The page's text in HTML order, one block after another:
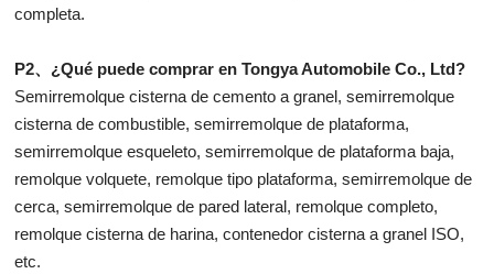
completa.
P2、¿Qué puede comprar en Tongya Automobile Co., Ltd?
Semirremolque cisterna de cemento a granel, semirremolque
cisterna de combustible, semirremolque de plataforma,
semirremolque esqueleto, semirremolque de plataforma baja,
remolque volquete, remolque tipo plataforma, semirremolque de
cerca, semirremolque de pared lateral, remolque completo,
remolque cisterna de harina, contenedor cisterna a granel ISO,
etc.